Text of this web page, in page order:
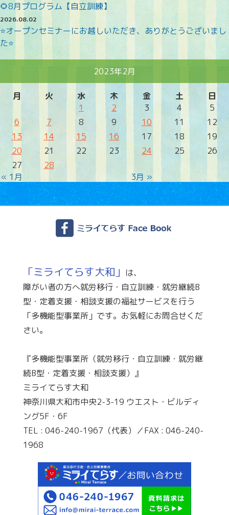
🌻8月プログラム【自立訓練】
2026.08.02
⭐オープンセミナーにお越しいただき、ありがとうございまし
た⭐
2023年2月
月 火 水 木 金 土 日
« 1月 3月 »
1 2 3 4
5
6
7 8 9 10 11
12
13
14 15 16 17 18
19
20
21 22 23 24 25
26
27
28
「ミライてらす大和」 は、
障がい者の方へ就労移行・自立訓練・就労継続B
型・定着支援・相談支援の福祉サービスを行う
「多機能型事業所」です。お気軽にお問合せくだ
さい。
『多機能型事業所（就労移行・自立訓練・就労継
続B型・定着支援・相談支援）』
ミライてらす大和
神奈川県大和市中央2-3-19 ウエスト・ビルディ
ング5F・6F
TEL : 046-240-1967（代表）／FAX : 046-240-
1968